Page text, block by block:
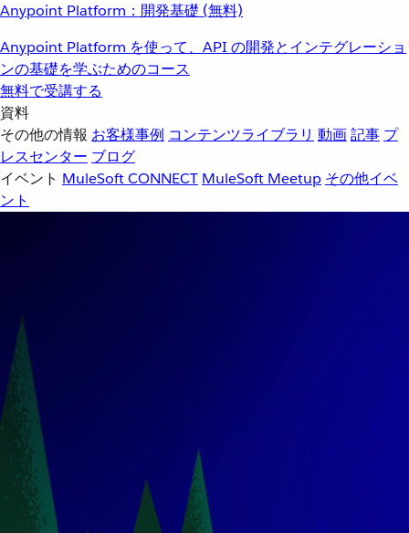
Anypoint Platform：開発基礎 (無料)
Anypoint Platform を使って、API の開発とインテグレーショ
ンの基礎を学ぶためのコース
無料で受講する
資料
その他の情報 お客様事例 コンテンツライブラリ 動画記事 プ
レスセンター ブログ
イベント MuleSoft CONNECT MuleSoft Meetup その他イベ
ント